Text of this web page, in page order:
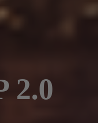
2.0